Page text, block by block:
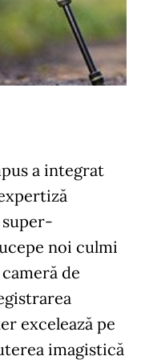
a integrat
noi culmi
de
excelează pe
imagistică